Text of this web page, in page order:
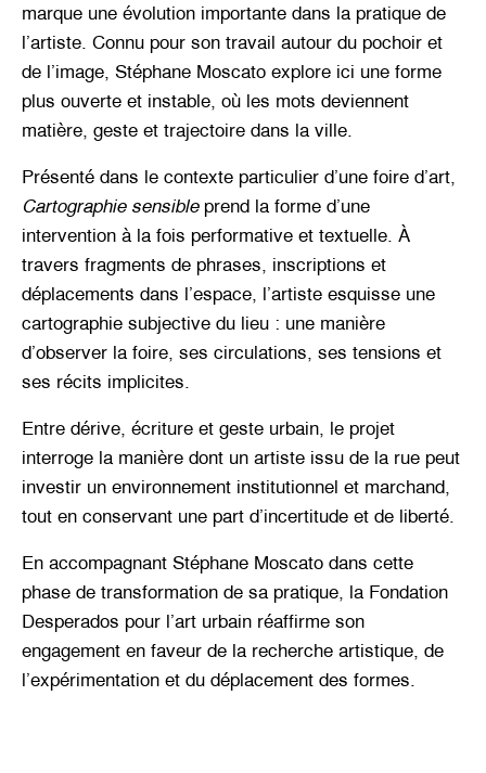
marque une évolution importante dans la pratique de
l’artiste. Connu pour son travail autour du pochoir et
de l’image, Stéphane Moscato explore ici une forme
plus ouverte et instable, où les mots deviennent
matière, geste et trajectoire dans la ville.
Présenté dans le contexte particulier d’une foire d’art,
Cartographie sensibleprend la forme d’une
intervention à la fois performative et textuelle. À
travers fragments de phrases, inscriptions et
déplacements dans l’espace, l’artiste esquisse une
cartographie subjective du lieu : une manière
d’observer la foire, ses circulations, ses tensions et
ses récits implicites.
Entre dérive, écriture et geste urbain, le projet
interroge la manière dont un artiste issu de la rue peut
investir un environnement institutionnel et marchand,
tout en conservant une part d’incertitude et de liberté.
En accompagnant Stéphane Moscato dans cette
phase de transformation de sa pratique, la Fondation
Desperados pour l’art urbain réaffirme son
engagement en faveur de la recherche artistique, de
l’expérimentation et du déplacement des formes.